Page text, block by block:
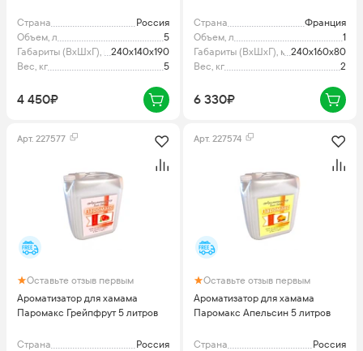
Страна
Россия
Объем, л
5
Габариты (ВхШхГ), мм240x140x190
Вес, кг
5
4 450₽
Страна
Франция
Объем, л
1
Габариты (ВхШхГ), мм240x160x80
Вес, кг
2
6 330₽
Арт. 227577
Оставьте отзыв первым
Ароматизатор для хамама
Паромакс Грейпфрут 5 литров
Страна
Россия
Арт. 227574
Оставьте отзыв первым
Ароматизатор для хамама
Паромакс Апельсин 5 литров
Страна
Россия